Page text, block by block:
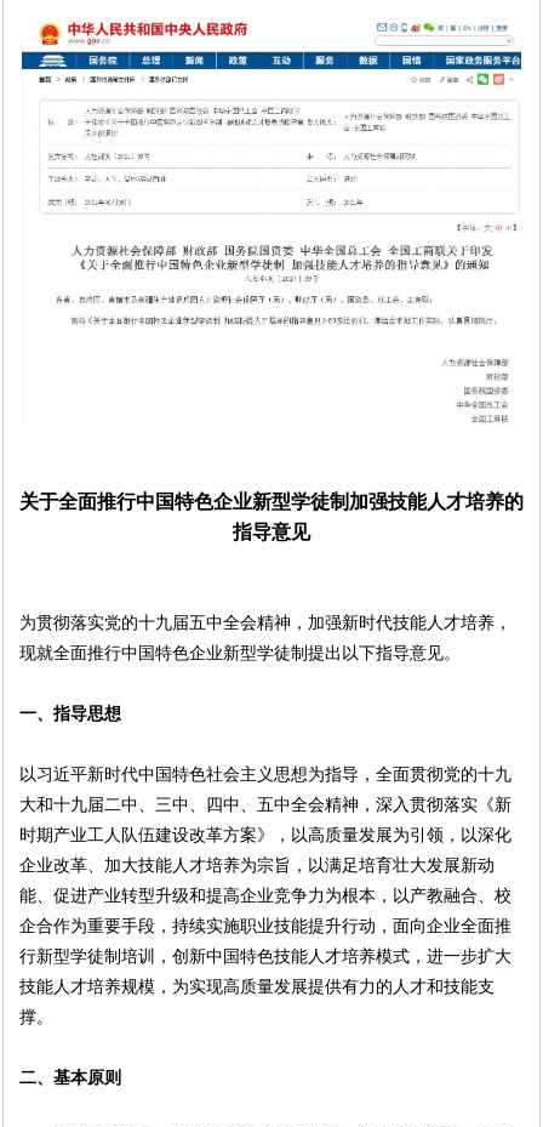
关于全面推行中国特色企业新型学徒制加强技能人才培养的
指导意见
为贯彻落实党的十九届五中全会精神，加强新时代技能人才培养，
现就全面推行中国特色企业新型学徒制提出以下指导意见。
一、指导思想
以习近平新时代中国特色社会主义思想为指导，全面贯彻党的十九
大和十九届二中、三中、四中、五中全会精神，深入贯彻落实《新
时期产业工人队伍建设改革方案》，以高质量发展为引领，以深化
企业改革、加大技能人才培养为宗旨，以满足培育壮大发展新动
能、促进产业转型升级和提高企业竞争力为根本，以产教融合、校
企合作为重要手段，持续实施职业技能提升行动，面向企业全面推
行新型学徒制培训，创新中国特色技能人才培养模式，进一步扩大
技能人才培养规模，为实现高质量发展提供有力的人才和技能支
撑。
二、基本原则